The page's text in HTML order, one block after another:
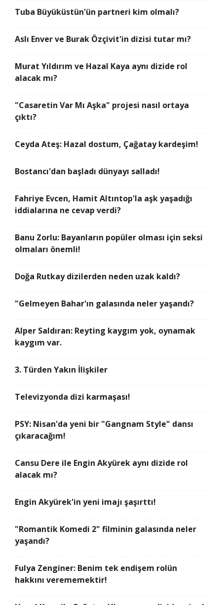
Tuba Büyüküstün'ün partneri kim olmalı?
Aslı Enver ve Burak Özçivit'in dizisi tutar mı?
Murat Yıldırım ve Hazal Kaya aynı dizide rol
alacak mı?
"Casaretin Var Mı Aşka" projesi nasıl ortaya
çıktı?
Ceyda Ateş: Hazal dostum, Çağatay kardeşim!
Bostancı'dan başladı dünyayı salladı!
Fahriye Evcen, Hamit Altıntop'la aşk yaşadığı
iddialarına ne cevap verdi?
Banu Zorlu: Bayanların popüler olması için seksi
olmaları önemli!
Doğa Rutkay dizilerden neden uzak kaldı?
"Gelmeyen Bahar'ın galasında neler yaşandı?
Alper Saldıran: Reyting kaygım yok, oynamak
kaygım var.
3. Türden Yakın İlişkiler
Televizyonda dizi karmaşası!
PSY: Nisan'da yeni bir "Gangnam Style" dansı
çıkaracağım!
Cansu Dere ile Engin Akyürek aynı dizide rol
alacak mı?
Engin Akyürek'in yeni imajı şaşırttı!
"Romantik Komedi 2" filminin galasında neler
yaşandı?
Fulya Zenginer: Benim tek endişem rolün
hakkını verememektir!